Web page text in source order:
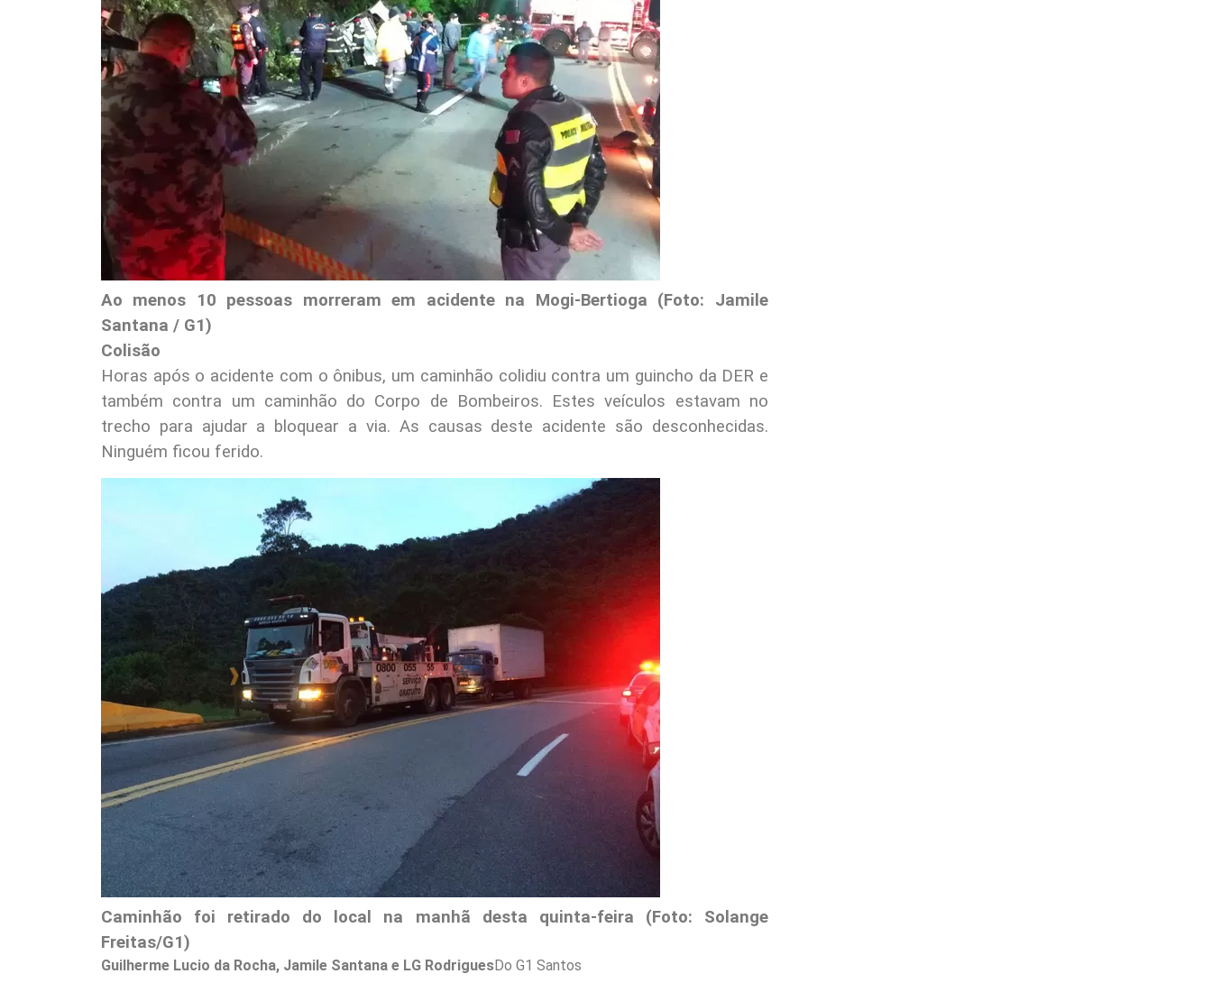
Ao menos 10 pessoas morreram em acidente na Mogi-Bertioga (Foto: Jamile
Santana / G1)
Colisão
Horas após o acidente com o ônibus, um caminhão colidiu contra um guincho da DER e
também contra um caminhão do Corpo de Bombeiros. Estes veículos estavam no
trecho para ajudar a bloquear a via. As causas deste acidente são desconhecidas.
Ninguém ficou ferido.
Caminhão foi retirado do local na manhã desta quinta-feira (Foto: Solange
Freitas/G1)
Guilherme Lucio da Rocha, Jamile Santana e LG RodriguesDo G1 Santos